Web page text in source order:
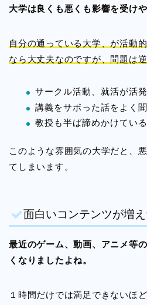
大学は良くも悪くも影響を受け
自分の通っている大学、が活動
なら大丈夫なのですが、問題は逆
サークル活動、就活が活
講義をサボった話をよく聞
教授も半ば諦めかけている
このような雰囲気の大学だと、
てしまいます。
面白いコンテンツが増
最近のゲーム、動画、アニメ等
くなりましたよね。
１時間だけでは満足できないほ